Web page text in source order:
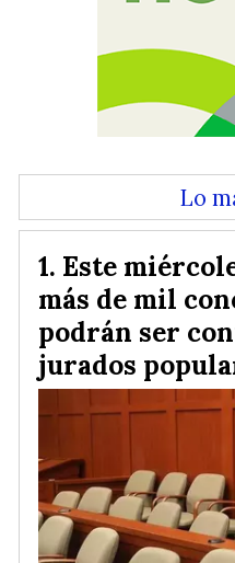
Lo
Este
más de mil
podrán ser
jurados